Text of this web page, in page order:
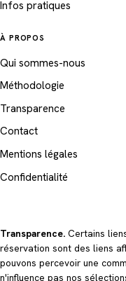
Infos pratiques
À PROPOS
Qui sommes-nous
Méthodologie
Transparence
Contact
Mentions légales
Confidentialité
Transparence. Certains
réservation sont des liens
pouvons percevoir une
n'influence pas nos